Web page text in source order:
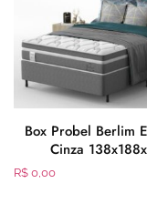
Box Probel Berlim
Cinza
R$ 0,00